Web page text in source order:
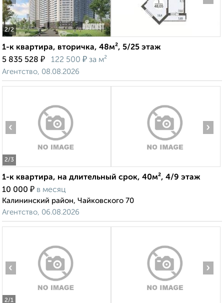
2/2
1-к квартира, вторичка, 48м², 5/25 этаж
5 835 528 ₽ 122 500 ₽ за м²
Агентство, 08.08.2026
2/3
‹ ›
1-к квартира, на длительный срок, 40м², 4/9 этаж
10 000 ₽ в месяц
Калининский район, Чайковского 70
Агентство, 06.08.2026
2/1
‹ ›